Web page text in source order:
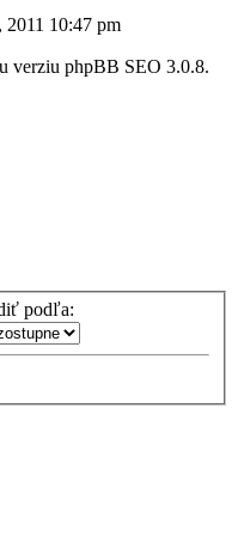
2011 10:47 pm
verziu phpBB SEO 3.0.8.
podľa: